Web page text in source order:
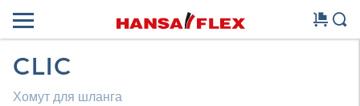
CLIC
Хомут для шланга